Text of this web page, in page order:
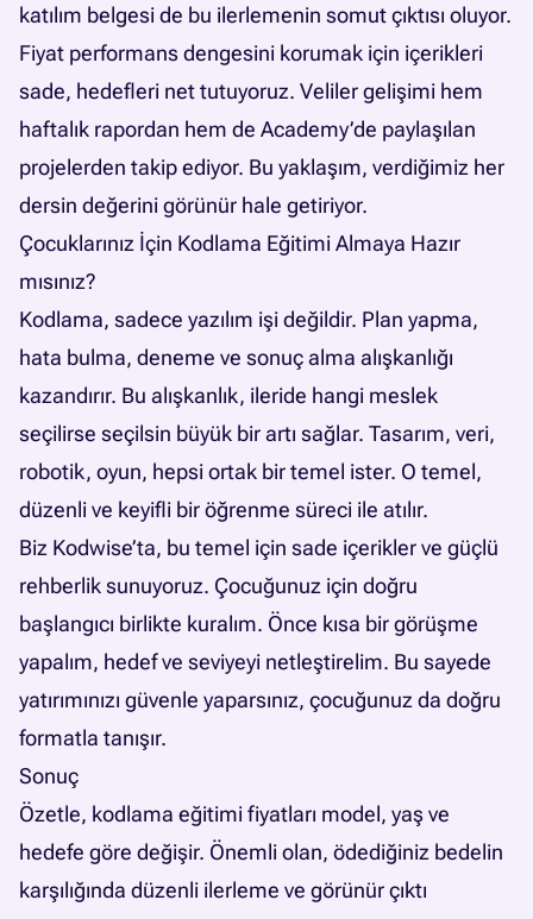
katılım belgesi de bu ilerlemenin somut çıktısı oluyor.
Fiyat performans dengesini korumak için içerikleri
sade, hedefleri net tutuyoruz. Veliler gelişimi hem
haftalık rapordan hem de Academy’de paylaşılan
projelerden takip ediyor. Bu yaklaşım, verdiğimiz her
dersin değerini görünür hale getiriyor.
Çocuklarınız İçin Kodlama Eğitimi Almaya Hazır
mısınız?
Kodlama, sadece yazılım işi değildir. Plan yapma,
hata bulma, deneme ve sonuç alma alışkanlığı
kazandırır. Bu alışkanlık, ileride hangi meslek
seçilirse seçilsin büyük bir artı sağlar. Tasarım, veri,
robotik, oyun, hepsi ortak bir temel ister. O temel,
düzenli ve keyifli bir öğrenme süreci ile atılır.
Biz Kodwise’ta, bu temel için sade içerikler ve güçlü
rehberlik sunuyoruz. Çocuğunuz için doğru
başlangıcı birlikte kuralım. Önce kısa bir görüşme
yapalım, hedef ve seviyeyi netleştirelim. Bu sayede
yatırımınızı güvenle yaparsınız, çocuğunuz da doğru
formatla tanışır.
Sonuç
Özetle, kodlama eğitimi fiyatları model, yaş ve
hedefe göre değişir. Önemli olan, ödediğiniz bedelin
karşılığında düzenli ilerleme ve görünür çıktı